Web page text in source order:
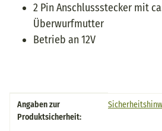
2 Pin Anschlussstecker mit
Überwurfmutter
Betrieb an 12V
Produkteigenschaft
Wert
Angaben zur
Produktsicherheit: